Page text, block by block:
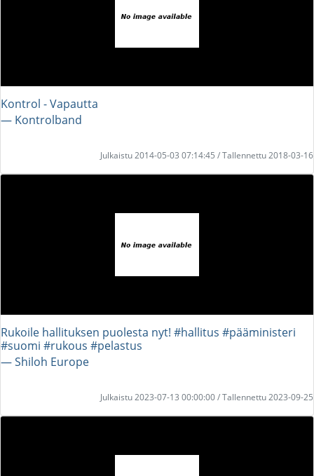
Kontrol - Vapautta
― Kontrolband
Julkaistu 2014-05-03 07:14:45 / Tallennettu 2018-03-16
Rukoile hallituksen puolesta nyt! #hallitus #pääministeri
#suomi #rukous #pelastus
― Shiloh Europe
Julkaistu 2023-07-13 00:00:00 / Tallennettu 2023-09-25